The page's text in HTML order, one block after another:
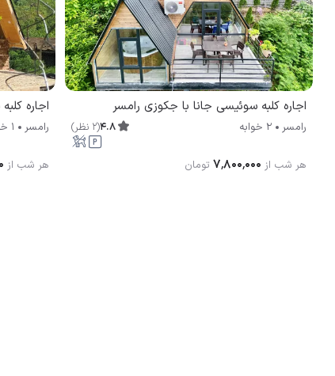
اجاره کلبه سوئیسی جانا با جکوزی رامسر
رامسر 2 خوابه 4.8
(
2 نظر)
هر شب از ۷٬۸۰۰٬۰۰۰ تومان
رامسر 1 خوابه
هر شب از